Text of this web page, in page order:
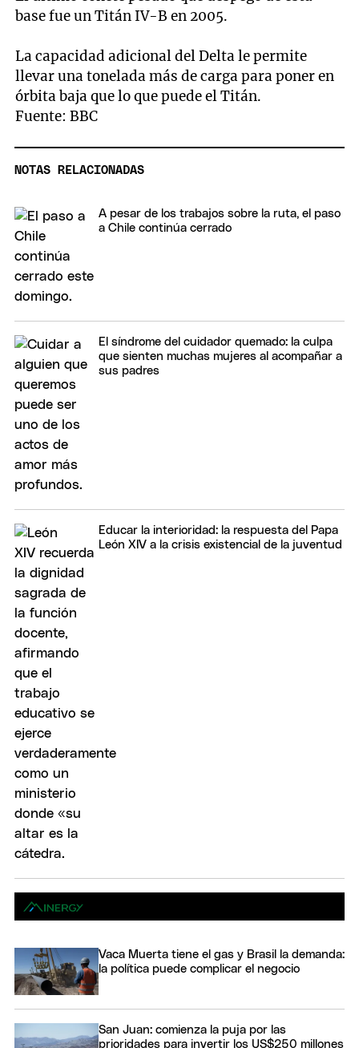
base fue un Titán IV-B en 2005.
La capacidad adicional del Delta le permite
llevar una tonelada más de carga para poner en
órbita baja que lo que puede el Titán.
Fuente: BBC
NOTAS RELACIONADAS
A pesar de los trabajos sobre la ruta, el paso
a Chile continúa cerrado
El síndrome del cuidador quemado: la culpa
que sienten muchas mujeres al acompañar a
sus padres
Educar la interioridad: la respuesta del Papa
León XIV a la crisis existencial de la juventud
Vaca Muerta tiene el gas y Brasil la demanda:
la política puede complicar el negocio
San Juan: comienza la puja por las
prioridades para invertir los US$250 millones